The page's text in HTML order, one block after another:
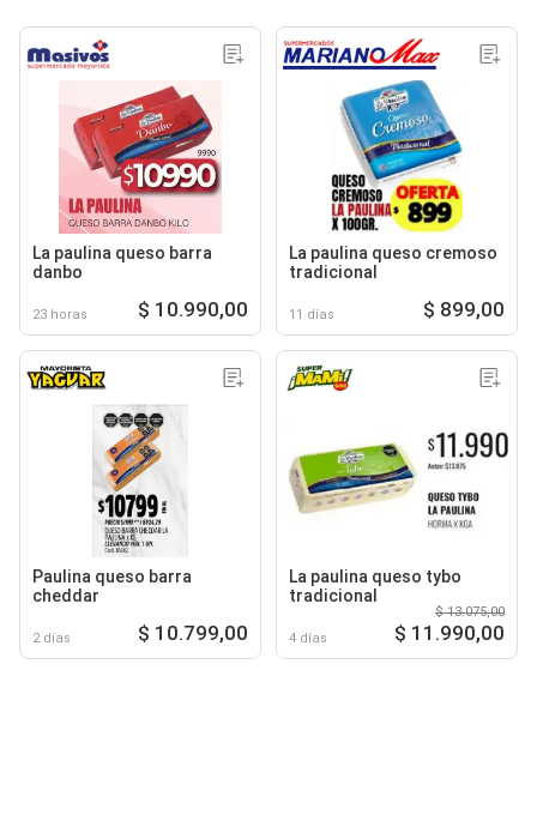
La paulina queso barra
danbo
23 horas $ 10.990,00
La paulina queso cremoso
tradicional
11 días $ 899,00
Paulina queso barra
cheddar
2 días $ 10.799,00
La paulina queso tybo
tradicional
4 días
$ 13.075,00
$ 11.990,00